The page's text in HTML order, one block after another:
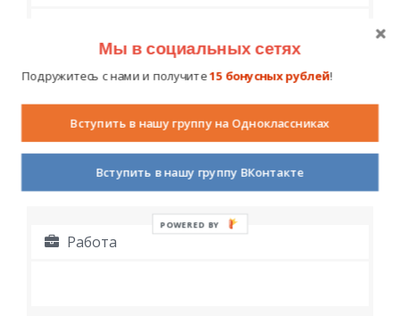
Образование
Работа
Мы в социальных сетях
Подружитесь с нами и получите15 бонусных рублей!
Вступить в нашу группу на Одноклассниках
Вступить в нашу группу ВКонтакте
POWERED BY